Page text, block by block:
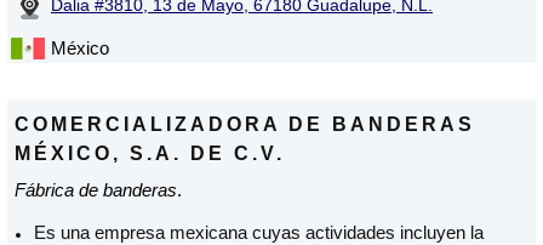
Dalia #3810, 13 de Mayo, 67180 Guadalupe, N.L.
México
COMERCIALIZADORA DE BANDERAS
MÉXICO, S.A. DE C.V.
Fábrica de banderas.
Es una empresa mexicana cuyas actividades incluyen la